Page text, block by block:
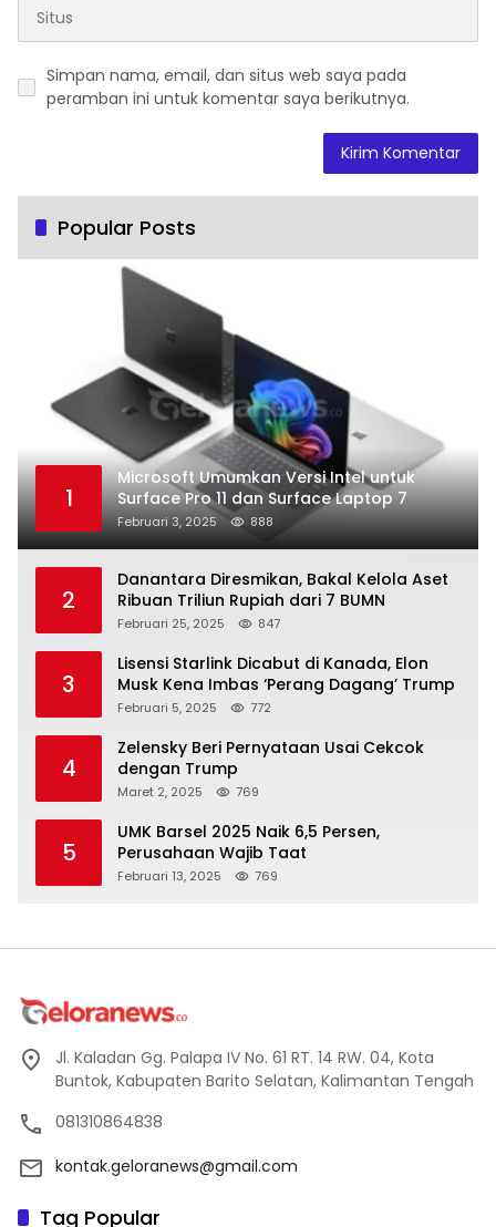
Simpan nama, email, dan situs web saya pada
peramban ini untuk komentar saya berikutnya.
Popular Posts
1
Microsoft Umumkan Versi Intel untuk
Surface Pro 11 dan Surface Laptop 7
Februari 3, 2025 888
2
Danantara Diresmikan, Bakal Kelola Aset
Ribuan Triliun Rupiah dari 7 BUMN
Februari 25, 2025 847
3
Lisensi Starlink Dicabut di Kanada, Elon
Musk Kena Imbas ‘Perang Dagang’ Trump
Februari 5, 2025 772
4
Zelensky Beri Pernyataan Usai Cekcok
dengan Trump
Maret 2, 2025 769
5
UMK Barsel 2025 Naik 6,5 Persen,
Perusahaan Wajib Taat
Februari 13, 2025 769
Jl. Kaladan Gg. Palapa IV No. 61 RT. 14 RW. 04, Kota
Buntok, Kabupaten Barito Selatan, Kalimantan Tengah
081310864838
kontak.geloranews@gmail.com
Tag Popular